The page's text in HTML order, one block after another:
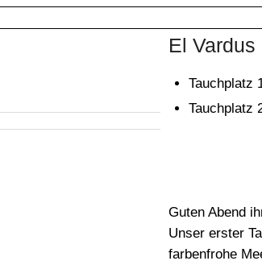
El Vardus
Tauchplatz
Tauchplatz
Guten Abend
Unser erster
farbenfrohe